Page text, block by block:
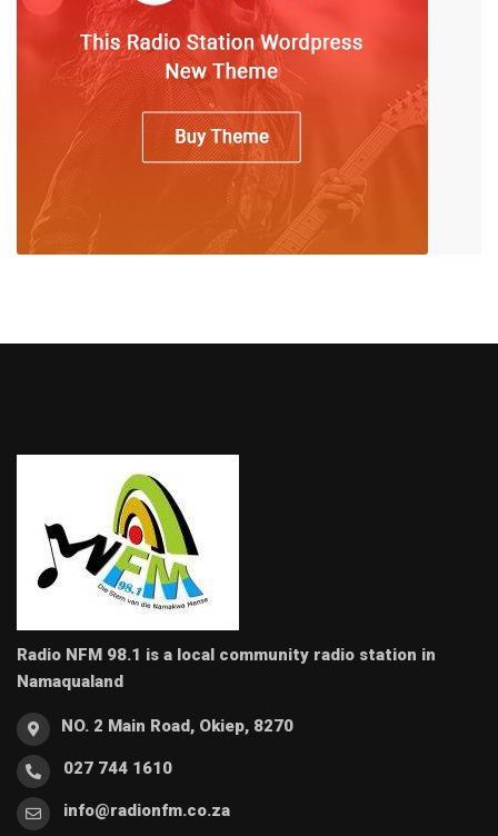
Radio NFM 98.1 is a local community radio station in
Namaqualand
NO. 2 Main Road, Okiep, 8270
027 744 1610
info@radionfm.co.za